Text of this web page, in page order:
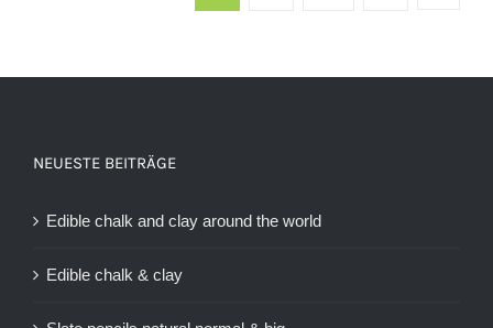
NEUESTE BEITRÄGE
Edible chalk and clay around the world
Edible chalk & clay